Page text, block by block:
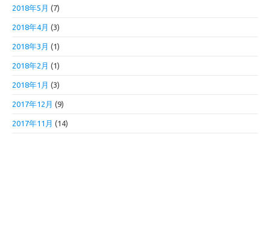
2018年5月 (7)
2018年4月 (3)
2018年3月 (1)
2018年2月 (1)
2018年1月 (3)
2017年12月 (9)
2017年11月 (14)